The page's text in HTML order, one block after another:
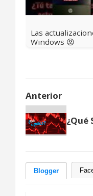
Las
Windows 😡
Anterior
Blogger